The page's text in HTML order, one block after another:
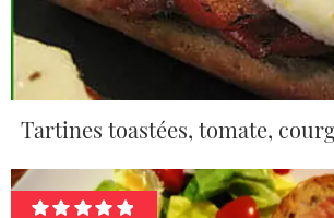
Tartines toastées, tomate,